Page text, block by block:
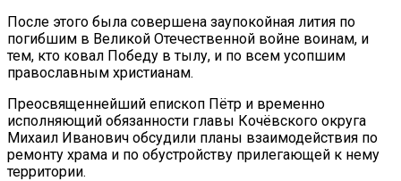
После этого была совершена заупокойная лития по
погибшим в Великой Отечественной войне воинам, и
тем, кто ковал Победу в тылу, и по всем усопшим
православным христианам.
Преосвященнейший епископ Пётр и временно
исполняющий обязанности главы Кочёвского округа
Михаил Иванович обсудили планы взаимодействия по
ремонту храма и по обустройству прилегающей к нему
территории.